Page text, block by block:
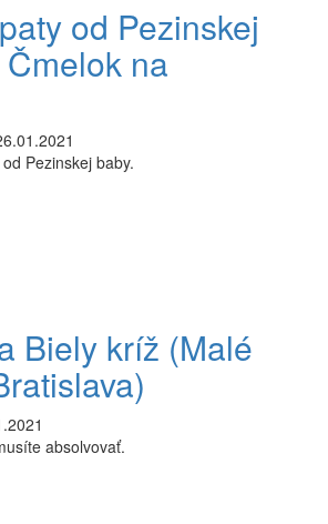
od Pezinskej
na
Pezinskej baby.
Biely kríž (Malé
absolvovať.